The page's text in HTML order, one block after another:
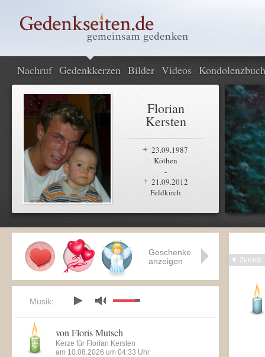
Nachruf Gedenkkerzen Bilder Videos Kondolenzbuch
Florian
Kersten
23.09.1987
Köthen
-
21.09.2012
Feldkirch
Zurück
Geschenke
anzeigen
Musik:
von Floris Mutsch
Kerze für Florian Kersten
am 10.08.2026 um 04:33 Uhr